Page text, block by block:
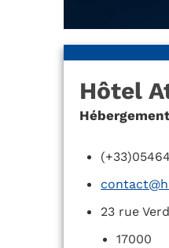
Hôtel
Hébergement
23 rue
17000